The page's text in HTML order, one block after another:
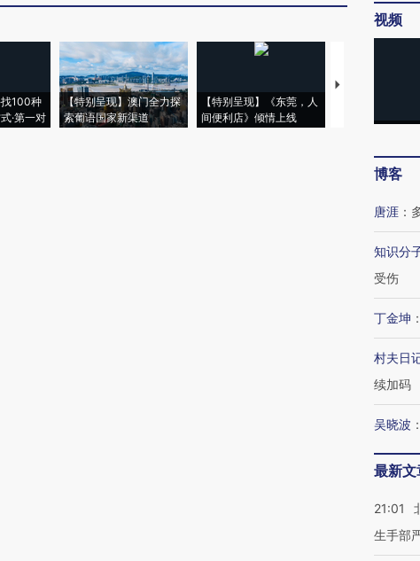
找100种
·第一对
【特别呈现】澳门全力探
索葡语国家新渠道
【特别呈现】《东莞，人
间便利店》倾情上线
【推广】走进第
视频
博客
唐涯 ：
知识分
受伤
丁金坤 ：
村夫日
续加码
吴晓波 ：
最新文
21:01
生手部